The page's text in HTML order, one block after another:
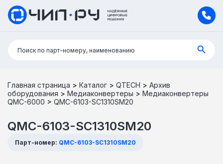
Поиск:
Поиск по парт-номеру, наименованию
Главная страница > Каталог > QTECH > Архив
оборудования > Медиаконвертеры > Медиаконвертеры
QMC-6000 > QMC-6103-SC1310SM20
QMC-6103-SC1310SM20
Парт-номер: QMC-6103-SC1310SM20